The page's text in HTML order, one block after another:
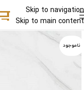
Skip to navigation
Skip to main content
ناموجود